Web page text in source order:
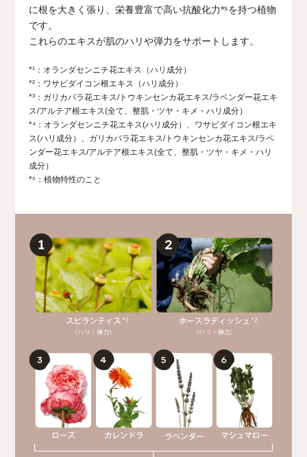
に根を大きく張り、栄養豊富で高い抗酸化力*⁵を持つ植物
です。
これらのエキスが肌のハリや弾力をサポートします。
*¹：オランダセンニチ花エキス（ハリ成分）
*²：ワサビダイコン根エキス（ハリ成分）
*³：ガリカバラ花エキス/トウキンセンカ花エキス/ラベンダー花エキ
ス/アルテア根エキス(全て、整肌・ツヤ・キメ・ハリ成分）
*⁴：オランダセンニチ花エキス(ハリ成分）、ワサビダイコン根エキ
ス(ハリ成分）、ガリカバラ花エキス/トウキンセンカ花エキス/ラベ
ンダー花エキス/アルテア根エキス(全て、整肌・ツヤ・キメ・ハリ
成分）
*⁵：植物特性のこと